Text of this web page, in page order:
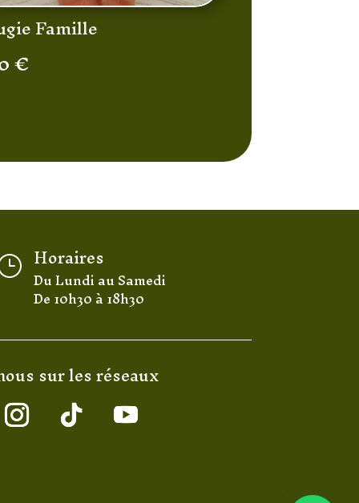
Famille
€
Horaires
Du Lundi au Samedi
De 10h30 à 18h30
sur les réseaux